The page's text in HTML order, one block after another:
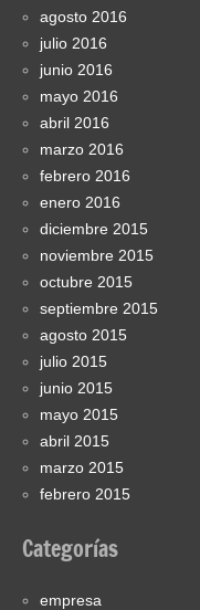
agosto 2016
julio 2016
junio 2016
mayo 2016
abril 2016
marzo 2016
febrero 2016
enero 2016
diciembre 2015
noviembre 2015
octubre 2015
septiembre 2015
agosto 2015
julio 2015
junio 2015
mayo 2015
abril 2015
marzo 2015
febrero 2015
Categorías
empresa